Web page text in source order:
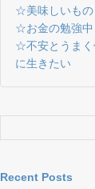
☆美味しいもの
☆お金の勉強中
☆不安とうまく
に生きたい
Recent Posts